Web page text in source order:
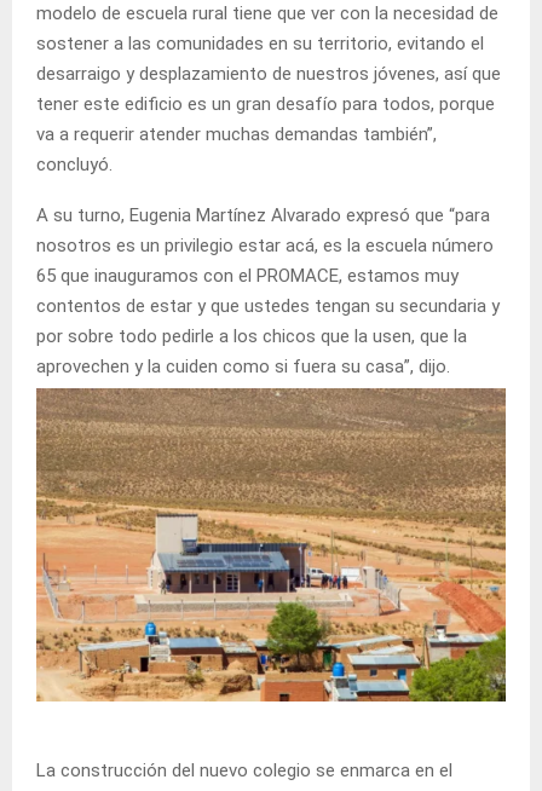
modelo de escuela rural tiene que ver con la necesidad de
sostener a las comunidades en su territorio, evitando el
desarraigo y desplazamiento de nuestros jóvenes, así que
tener este edificio es un gran desafío para todos, porque
va a requerir atender muchas demandas también”,
concluyó.
A su turno, Eugenia Martínez Alvarado expresó que “para
nosotros es un privilegio estar acá, es la escuela número
65 que inauguramos con el PROMACE, estamos muy
contentos de estar y que ustedes tengan su secundaria y
por sobre todo pedirle a los chicos que la usen, que la
aprovechen y la cuiden como si fuera su casa”, dijo.
La construcción del nuevo colegio se enmarca en el